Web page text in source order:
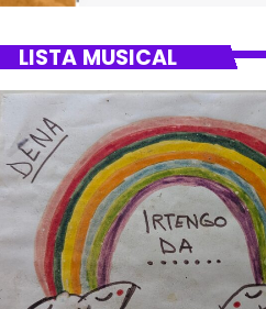
LISTA MUSICAL